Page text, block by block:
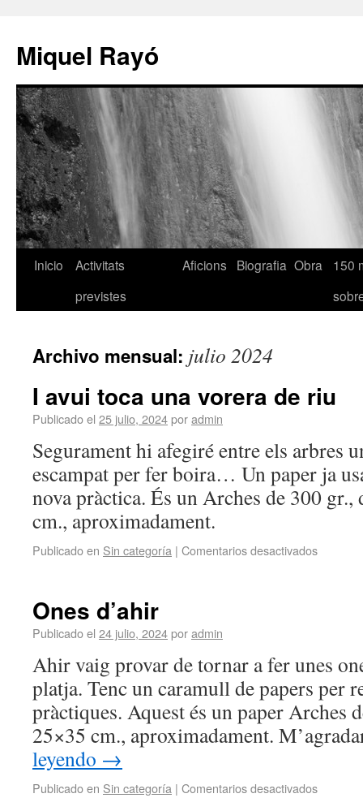
Miquel Rayó
Inicio
Activitats
previstes
Aficions Biografia Obra
150
Archivo mensual: julio 2024
I avui toca una vorera de riu
Publicado el 25 julio, 2024poradmin
Segurament hi afegiré entre els arbres
escampat per fer boira… Un paper ja
nova pràctica. És un Arches de 300
cm., aproximadament.
Publicado en Sin categoría | Comentarios desactivados
Ones d’ahir
Publicado el 24 julio, 2024poradmin
Ahir vaig provar de tornar a fer unes
platja. Tenc un caramull de papers per
pràctiques. Aquest és un paper Arches
25×35 cm., aproximadament.
leyendo →
Publicado en Sin categoría | Comentarios desactivados